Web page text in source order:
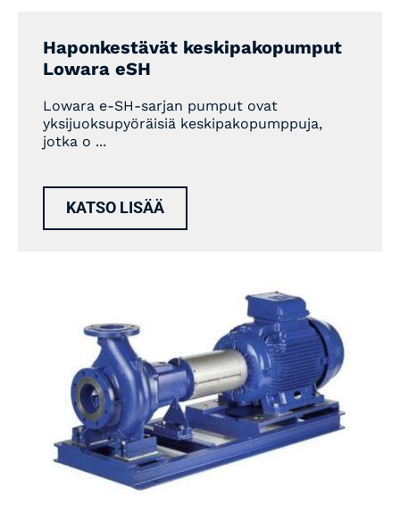
Haponkestävät keskipakopumput
Lowara eSH
Lowara e-SH-sarjan pumput ovat
yksijuoksupyöräisiä keskipakopumppuja,
jotka o ...
KATSO LISÄÄ